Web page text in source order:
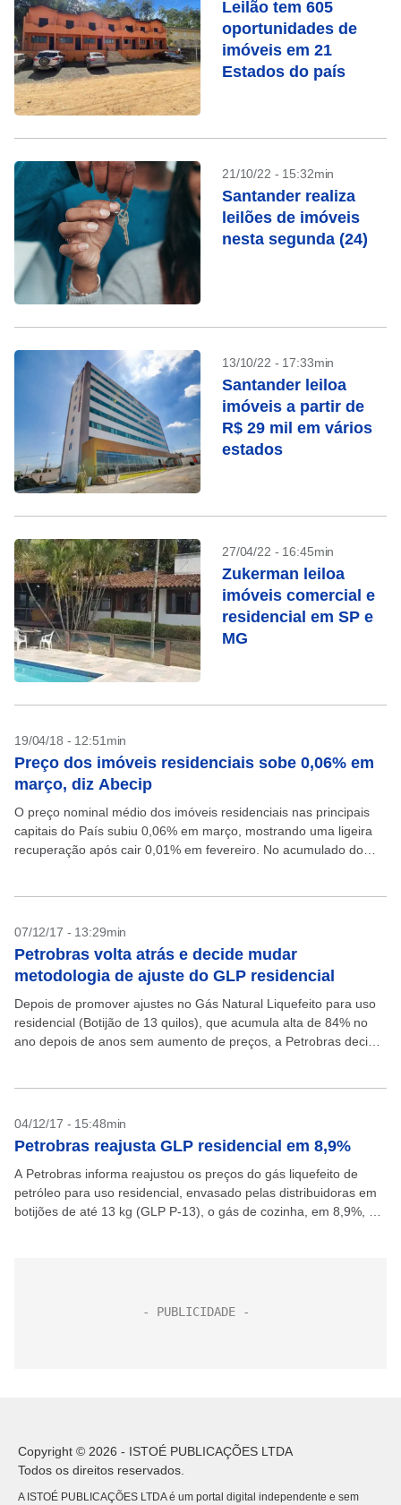
Leilão tem 605
oportunidades de
imóveis em 21
Estados do país
21/10/22 - 15:32min
Santander realiza
leilões de imóveis
nesta segunda (24)
13/10/22 - 17:33min
Santander leiloa
imóveis a partir de
R$ 29 mil em vários
estados
27/04/22 - 16:45min
Zukerman leiloa
imóveis comercial e
residencial em SP e
MG
19/04/18 - 12:51min
Preço dos imóveis residenciais sobe 0,06% em
março, diz Abecip
O preço nominal médio dos imóveis residenciais nas principais
capitais do País subiu 0,06% em março, mostrando uma ligeira
recuperação após cair 0,01% em fevereiro. No acumulado do
07/12/17 - 13:29min
Petrobras volta atrás e decide mudar
metodologia de ajuste do GLP residencial
Depois de promover ajustes no Gás Natural Liquefeito para uso
residencial (Botijão de 13 quilos), que acumula alta de 84% no
ano depois de anos sem aumento de preços, a Petrobras decidiu
04/12/17 - 15:48min
Petrobras reajusta GLP residencial em 8,9%
A Petrobras informa reajustou os preços do gás liquefeito de
petróleo para uso residencial, envasado pelas distribuidoras em
botijões de até 13 kg (GLP P-13), o gás de cozinha, em 8,9%, em
Copyright © 2026 - ISTOÉ PUBLICAÇÕES LTDA
Todos os direitos reservados.
A ISTOÉ PUBLICAÇÕES LTDA é um portal digital independente e sem